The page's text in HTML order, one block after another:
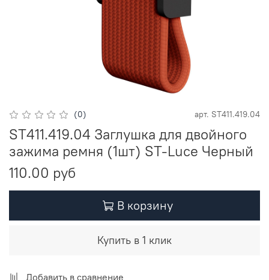
(0) арт. ST411.419.04
ST411.419.04 Заглушка для двойного
зажима ремня (1шт) ST-Luce Черный
110.00 руб
В корзину
Купить в 1 клик
Добавить в сравнение